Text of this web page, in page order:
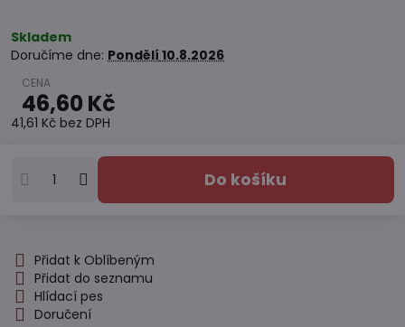
Skladem
Doručíme dne: Pondělí 10.8.2026
46,60 Kč
41,61 Kč bez DPH
Do košíku
Přidat k Oblíbeným
Přidat do seznamu
Hlídací pes
Doručení